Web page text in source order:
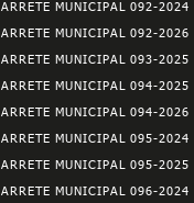
ARRETE MUNICIPAL 092-2024
ARRETE MUNICIPAL 092-2026
ARRETE MUNICIPAL 093-2025
ARRETE MUNICIPAL 094-2025
ARRETE MUNICIPAL 094-2026
ARRETE MUNICIPAL 095-2024
ARRETE MUNICIPAL 095-2025
ARRETE MUNICIPAL 096-2024